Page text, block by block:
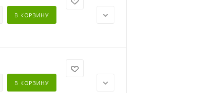
В КОРЗИНУ
В КОРЗИНУ